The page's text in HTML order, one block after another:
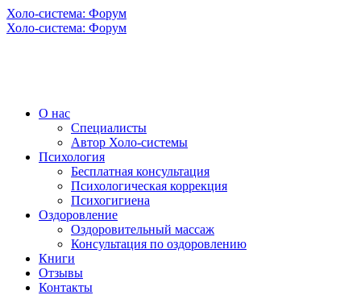
Холо-система: Форум
Холо-система: Форум
О нас
Специалисты
Автор Холо-системы
Психология
Бесплатная консультация
Психологическая коррекция
Психогигиена
Оздоровление
Оздоровительный массаж
Консультация по оздоровлению
Книги
Отзывы
Контакты